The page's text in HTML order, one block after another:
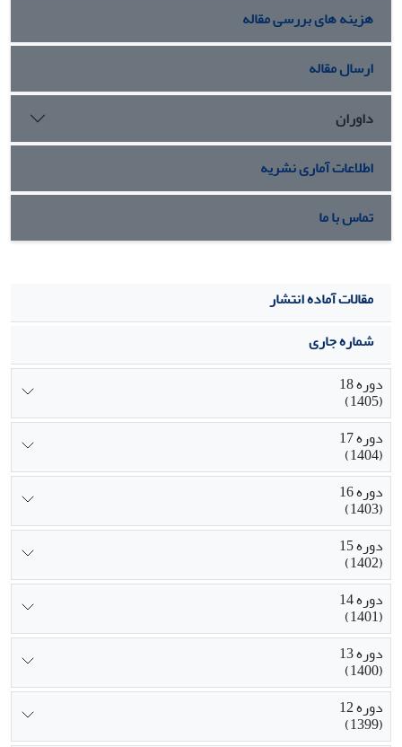
هزینه های بررسی مقاله
ارسال مقاله
داوران
اطلاعات آماری نشریه
تماس با ما
مقالات آماده انتشار
شماره جاری
دوره 18
(1405)
دوره 17
(1404)
دوره 16
(1403)
دوره 15
(1402)
دوره 14
(1401)
دوره 13
(1400)
دوره 12
(1399)